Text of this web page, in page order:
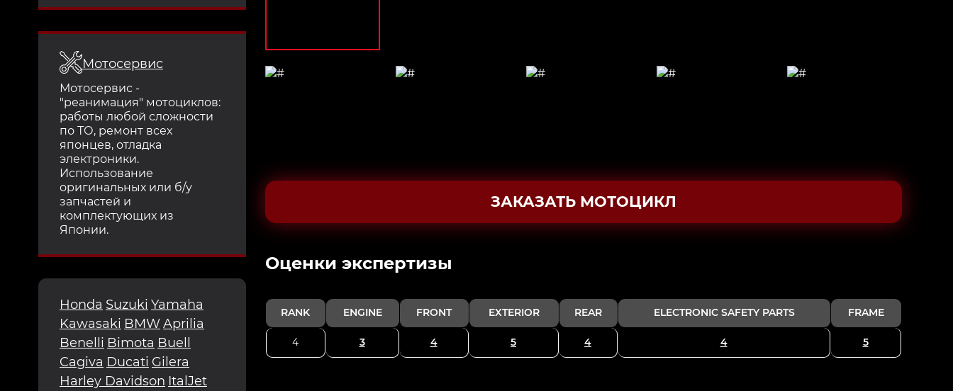
Мотосервис
Мотосервис -
"реанимация" мотоциклов:
работы любой сложности
по ТО, ремонт всех
японцев, отладка
электроники.
Использование
оригинальных или б/у
запчастей и
комплектующих из
Японии.
Honda Suzuki Yamaha
Kawasaki BMWAprilia
Benelli Bimota Buell
Cagiva Ducati Gilera
Harley Davidson ItalJet
ЗАКАЗАТЬ МОТОЦИКЛ
Oценки экспертизы
RANK ENGINE FRONT EXTERIOR REAR ELECTRONIC SAFETY PARTS FRAME
4 3 4 5 4 4 5